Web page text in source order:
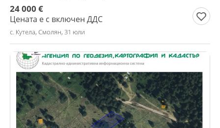
24 000 €
Цената е с включен ДДС
с. Кутела, Смолян, 31 юли